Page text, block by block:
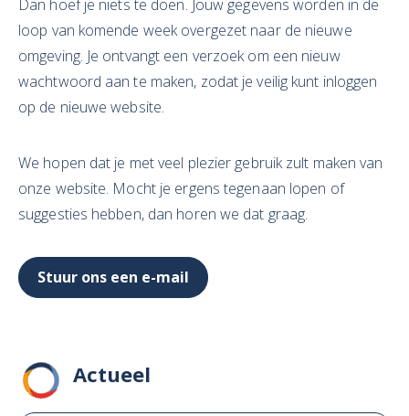
Dan hoef je niets te doen. Jouw gegevens worden in de
loop van komende week overgezet naar de nieuwe
omgeving. Je ontvangt een verzoek om een nieuw
wachtwoord aan te maken, zodat je veilig kunt inloggen
op de nieuwe website.
We hopen dat je met veel plezier gebruik zult maken van
onze website. Mocht je ergens tegenaan lopen of
suggesties hebben, dan horen we dat graag.
Stuur ons een e-mail
Actueel